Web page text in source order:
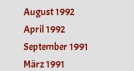
August 1992
April 1992
September 1991
März 1991